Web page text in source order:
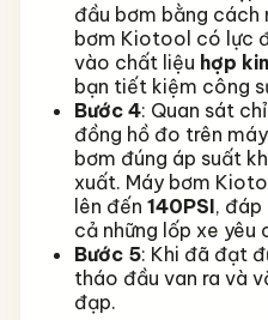
đầu bơm bằng cách
bơm Kiotool có lực
vào chất liệu hợp
bạn tiết kiệm công
Bước 4: Quan sát
đồng hồ đo trên
bơm đúng áp suất
xuất. Máy bơm
lên đến 140PSI, đáp
cả những lốp xe yêu
Bước 5: Khi đã đạt
tháo đầu van ra và
đạp.